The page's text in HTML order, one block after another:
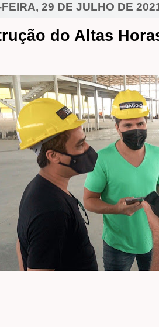
29 DE JULHO DE
do Altas